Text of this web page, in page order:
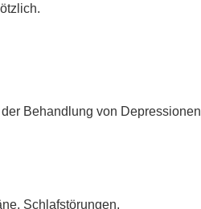
Behandlung von Depressionen
Schlafstörungen,